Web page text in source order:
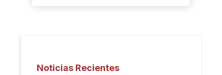
Noticias Recientes